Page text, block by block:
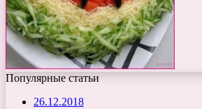
Популярные статьи
26.12.2018